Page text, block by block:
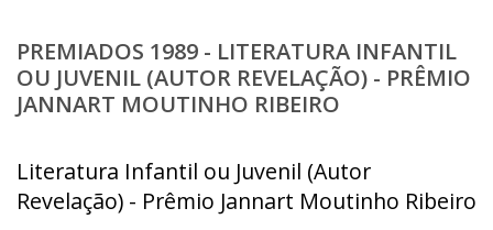
PREMIADOS 1989 - LITERATURA INFANTIL
OU JUVENIL (AUTOR REVELAÇÃO) - PRÊMIO
JANNART MOUTINHO RIBEIRO
Literatura Infantil ou Juvenil (Autor
Revelação) - Prêmio Jannart Moutinho Ribeiro